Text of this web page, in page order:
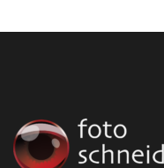
REGISTRIEREN